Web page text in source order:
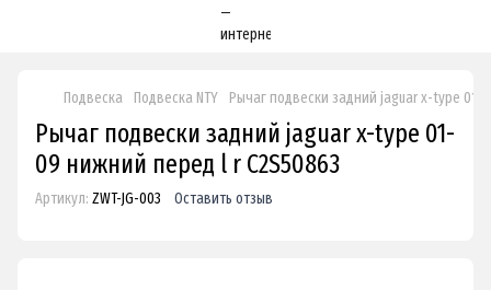
Подвеска Подвеска NTY Рычаг подвески задний jaguar x-type 01-
Рычаг подвески задний jaguar x-type 01-
09 нижний перед l r C2S50863
Артикул: ZWT-JG-003 Оставить отзыв